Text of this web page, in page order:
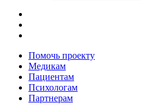
Помочь проекту
Медикам
Пациентам
Психологам
Партнерам